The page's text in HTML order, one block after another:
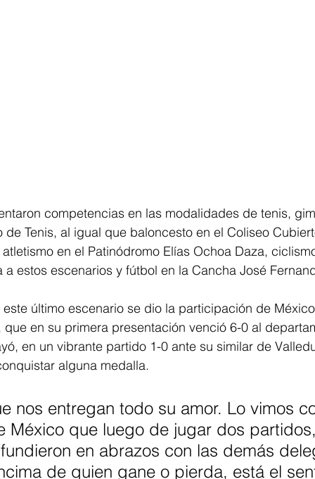
competencias en las modalidades de tenis,
de Tenis, al igual que baloncesto en el Coliseo
en el Patinódromo Elías Ochoa Daza,
estos escenarios y fútbol en la Cancha José
último escenario se dio la participación de
que en su primera presentación venció 6-0 al
en un vibrante partido 1-0 ante su similar de
alguna medalla.
nos entregan todo su amor. Lo vimos
México que luego de jugar dos
en abrazos con las demás
de quien gane o pierda, está el